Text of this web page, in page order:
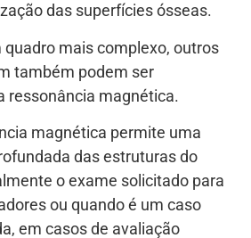
das superfícies ósseas.
quadro mais complexo, outros
também podem ser
ressonância magnética.
magnética permite uma
das estruturas do
o exame solicitado para
ou quando é um caso
em casos de avaliação